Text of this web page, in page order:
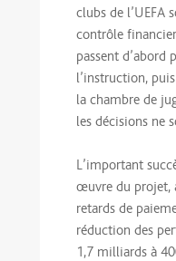
clubs de l’UEFA
contrôle financier
passent d’abord
l’instruction,
la chambre de
les décisions ne
L’important
œuvre du projet,
retards de
réduction des
1,7 milliards à